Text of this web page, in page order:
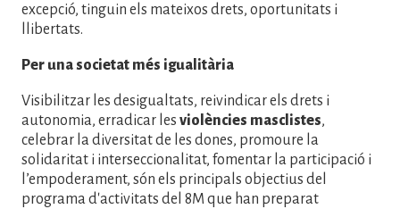
excepció, tinguin els mateixos drets, oportunitats i
llibertats.
Per una societat més igualitària
Visibilitzar les desigualtats, reivindicar els drets i
autonomia, erradicar les violències masclistes,
celebrar la diversitat de les dones, promoure la
solidaritat i interseccionalitat, fomentar la participació i
l’empoderament, són els principals objectius del
programa d'activitats del 8M que han preparat